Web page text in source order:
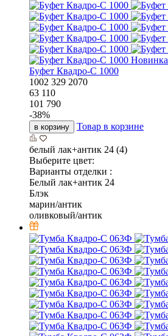
Новинка
Буфет Квадро-С 1000
1002 329 2070
63 110
101 790
-38%
в корзину Товар в корзине
белый лак+антик 24 (4)
Выберите цвет:
Варианты отделки :
Белый лак+антик 24
Блэк
марин/антик
оливковый/антик